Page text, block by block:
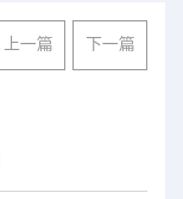
上一篇 下一篇